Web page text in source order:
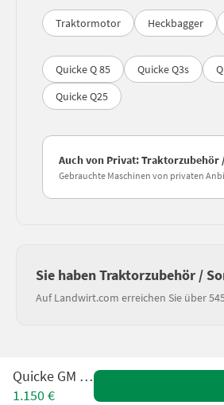
Traktormotor Heckbagger
Quicke Q 85 Quicke Q3s
Quicke Q25
Auch von Privat: Traktorzubehör
Gebrauchte Maschinen von privaten
Sie haben Traktorzubehör /
Auf Landwirt.com erreichen Sie über
Quicke GM 215
1.150 €